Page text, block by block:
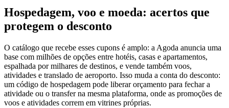
Hospedagem, voo e moeda: acertos que
protegem o desconto
O catálogo que recebe esses cupons é amplo: a Agoda anuncia uma
base com milhões de opções entre hotéis, casas e apartamentos,
espalhada por milhares de destinos, e vende também voos,
atividades e translado de aeroporto. Isso muda a conta do desconto:
um código de hospedagem pode liberar orçamento para fechar a
atividade ou o transfer na mesma plataforma, onde as promoções de
voos e atividades correm em vitrines próprias.